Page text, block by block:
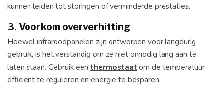
kunnen leiden tot storingen of verminderde prestaties.
3. Voorkom oververhitting
Hoewel infraroodpanelen zijn ontworpen voor langdurig
gebruik, is het verstandig om ze niet onnodig lang aan te
laten staan. Gebruik een thermostaat om de temperatuur
efficiënt te reguleren en energie te besparen.